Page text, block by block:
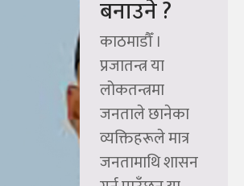
बनाउने ?
काठमाडौँ ।
प्रजातन्त्र या
लोकतन्त्रमा
जनताले छानेका
व्यक्तिहरूले मात्र
जनतामाथि शासन